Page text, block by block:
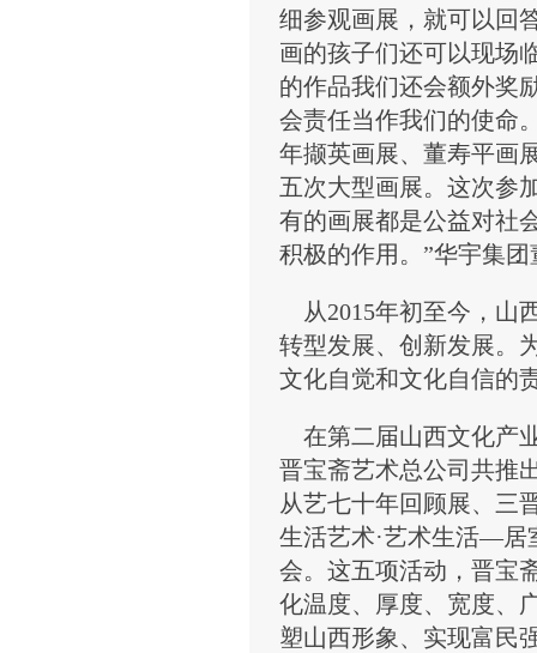
细参观画展，就可以回
画的孩子们还可以现场
的作品我们还会额外奖
会责任当作我们的使命
年撷英画展、董寿平画
五次大型画展。这次参
有的画展都是公益对社
积极的作用。”华宇集
从2015年初至今，山
转型发展、创新发展。
文化自觉和文化自信的
在第二届山西文化产
晋宝斋艺术总公司共推
从艺七十年回顾展、三
生活艺术·艺术生活—居
会。这五项活动，晋宝
化温度、厚度、宽度、
塑山西形象、实现富民